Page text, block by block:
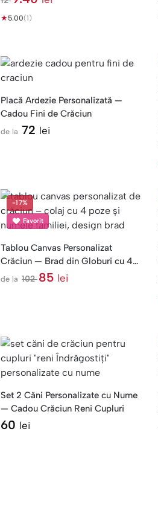
e
★5.00(1)
Placă Ardezie Personalizată —
Cadou Fini de Crăciun
de la 72 lei
-17%
Favorit
Tablou Canvas Personalizat
Crăciun — Brad din Globuri cu 4
Poze
de la 10285 lei
Set 2 Căni Personalizate cu Nume
— Cadou Crăciun Reni Cupluri
60 lei